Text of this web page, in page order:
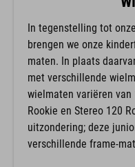
In tegenstelling tot
brengen we onze
maten. In plaats
met verschillende
wielmaten variëren
Rookie en Stereo 120
uitzondering; deze
verschillende frame-